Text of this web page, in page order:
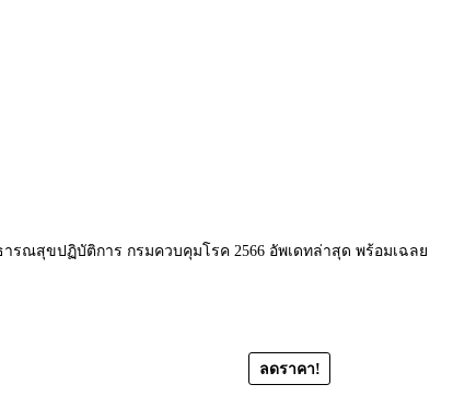
รณสุขปฏิบัติการ กรมควบคุมโรค 2566 อัพเดทล่าสุด พร้อมเฉลย
ลดราคา!